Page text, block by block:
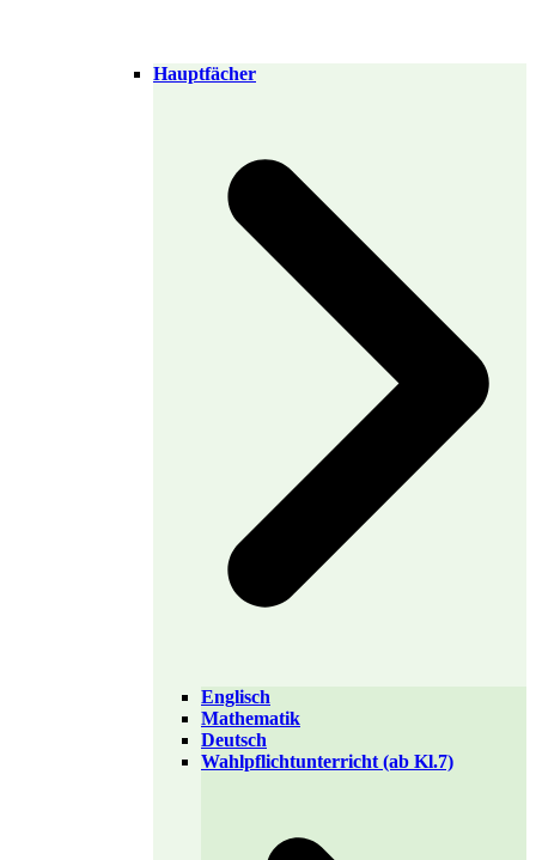
Hauptfächer
Englisch
Mathematik
Deutsch
Wahlpflichtunterricht (ab Kl.7)